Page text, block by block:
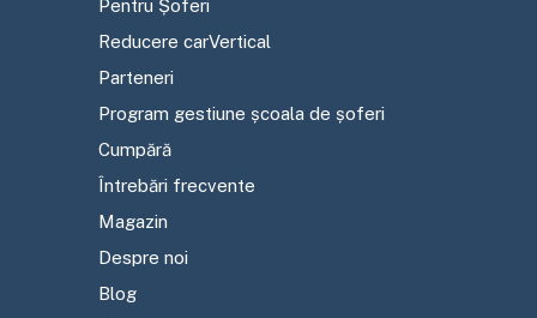
Pentru Șoferi
Reducere carVertical
Parteneri
Program gestiune școala de șoferi
Cumpără
Întrebări frecvente
Magazin
Despre noi
Blog